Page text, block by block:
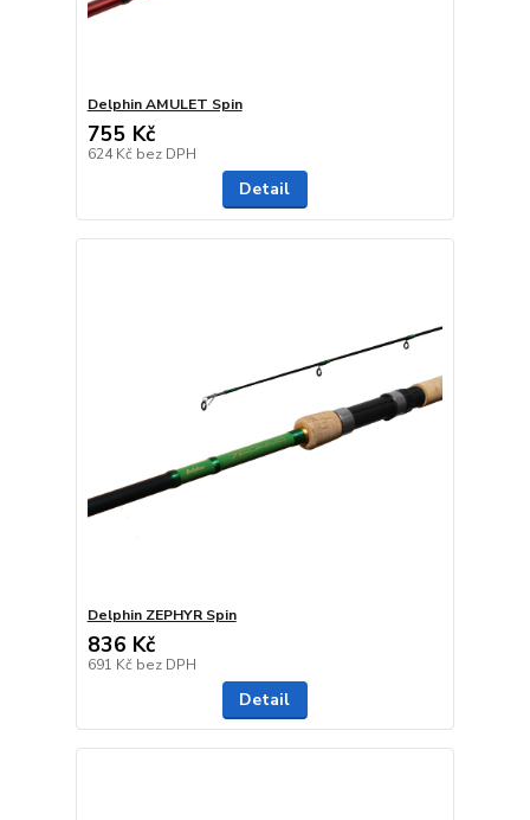
Delphin AMULET Spin
755 Kč
624 Kč bez DPH
Detail
Delphin ZEPHYR Spin
836 Kč
691 Kč bez DPH
Detail